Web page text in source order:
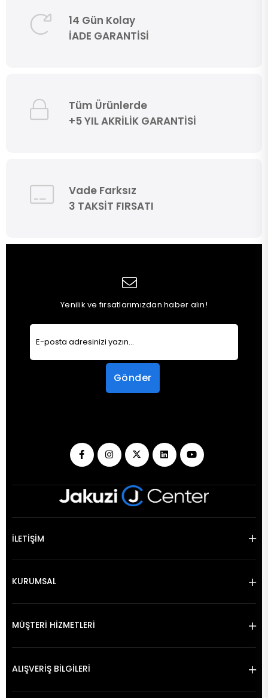
14 Gün Kolay
İADE GARANTİSİ
Tüm Ürünlerde
+5 YIL AKRİLİK GARANTİSİ
Vade Farksız
3 TAKSİT FIRSATI
Yenilik ve fırsatlarımızdan haber alın!
Gönder
İLETİŞİM
KURUMSAL
MÜŞTERİ HİZMETLERİ
ALIŞVERİŞ BİLGİLERİ